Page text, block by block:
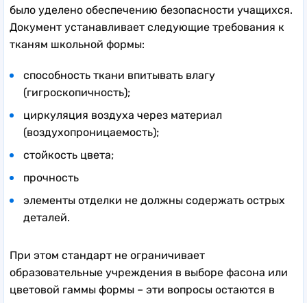
было уделено обеспечению безопасности учащихся.
Документ устанавливает следующие требования к
тканям школьной формы:
способность ткани впитывать влагу
(гигроскопичность);
циркуляция воздуха через материал
(воздухопроницаемость);
стойкость цвета;
прочность
элементы отделки не должны содержать острых
деталей.
При этом стандарт не ограничивает
образовательные учреждения в выборе фасона или
цветовой гаммы формы – эти вопросы остаются в